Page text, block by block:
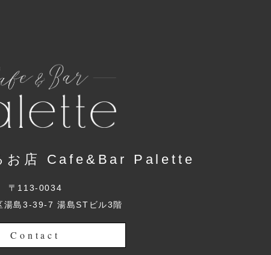
お店 Cafe&Bar Palette
〒113-0034
湯島3-39-7 湯島STビル3階
Contact